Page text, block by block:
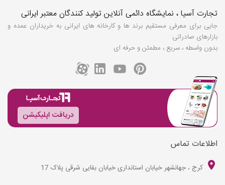
تجارت آسیا ، نمایشگاه دائمی آنلاین تولید کنندگان معتبر ایرانی
جایی برای معرفی مستقیم برند ها و کارخانه های ایرانی به خریداران عمده و
بازارهای صادراتی
بدون واسطه ، سریع ، مطمئن و حرفه ای
دریافت اپلیکیشن
اطلاعات تماس
کرج ، جهانشهر خیابان استانداری خیابان بقایی شرقی پلاک 17